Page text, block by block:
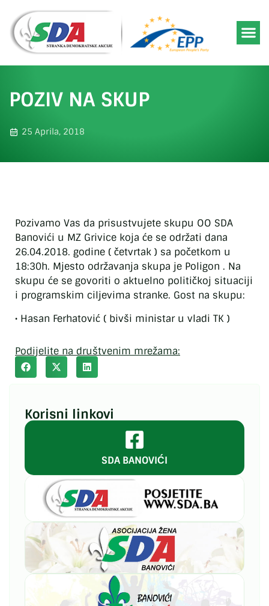
POZIV NA SKUP
25 Aprila, 2018
Pozivamo Vas da prisustvujete skupu OO SDA
Banovići u MZ Grivice koja će se održati dana
26.04.2018. godine ( četvrtak ) sa početkom u
18:30h. Mjesto održavanja skupa je Poligon . Na
skupu će se govoriti o aktuelno političkoj situaciji
i programskim ciljevima stranke. Gost na skupu:
• Hasan Ferhatović ( bivši ministar u vladi TK )
Podijelite na društvenim mrežama:
Korisni linkovi
SDA BANOVIĆI